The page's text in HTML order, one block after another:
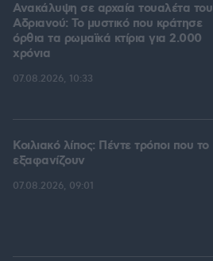
Ανακάλυψη σε αρχαία τουαλέτα του
Αδριανού: Το μυστικό που κράτησε
όρθια τα ρωμαϊκά κτίρια για 2.000
χρόνια
07.08.2026, 10:33
Κοιλιακό λίπος: Πέντε τρόποι που το
εξαφανίζουν
07.08.2026, 09:01